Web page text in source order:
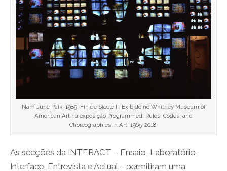
Nam June Paik. 1989. Fin de Siècle II. Exibido no Whitney Museum of
American Art na exposição Programmed: Rules, Codes, and
Choreographies in Art, 1965-2018.
As secções da INTERACT – Ensaio, Laboratório,
Interface, Entrevista e Actual – permitiram uma